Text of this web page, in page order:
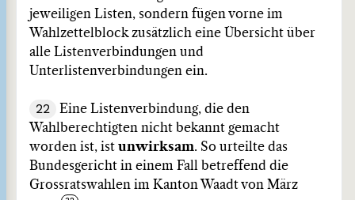
jeweiligen Listen, sondern fügen vorne im
Wahlzettelblock zusätzlich eine Übersicht über
alle Listenverbindungen und
Unterlistenverbindungen ein.
22
Eine Listenverbindung, die den
Wahlberechtigten nicht bekannt gemacht
worden ist, ist unwirksam. So urteilte das
Bundesgericht in einem Fall betreffend die
Grossratswahlen im Kanton Waadt von März